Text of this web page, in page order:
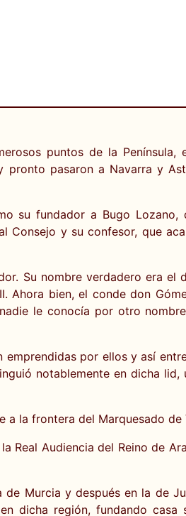
puntos de la Península,
pasaron a Navarra y
su fundador a Bugo Lozano,
Consejo y su confesor, que
Su nombre verdadero era el
bien, el conde don
le conocía por otro
por ellos y así
notablemente en dicha lid,
a la frontera del Marquesado de
Real Audiencia del Reino de
Murcia y después en la de
dicha región, fundando